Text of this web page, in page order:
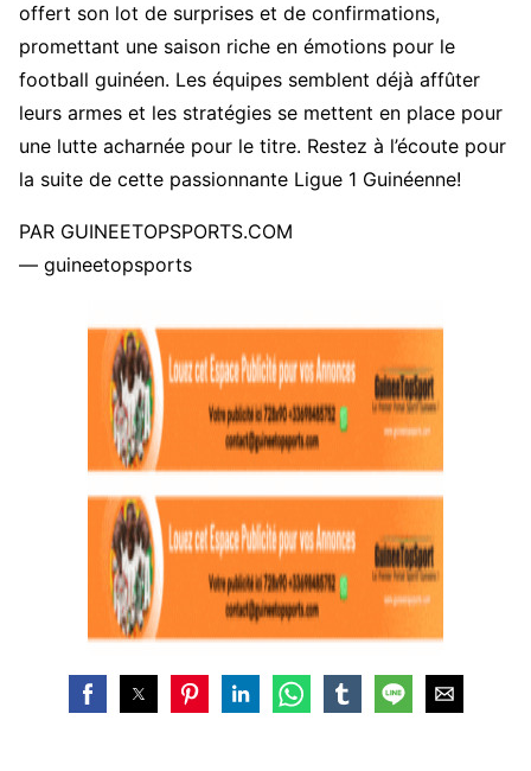
offert son lot de surprises et de confirmations,
promettant une saison riche en émotions pour le
football guinéen. Les équipes semblent déjà affûter
leurs armes et les stratégies se mettent en place pour
une lutte acharnée pour le titre. Restez à l’écoute pour
la suite de cette passionnante Ligue 1 Guinéenne!
PAR GUINEETOPSPORTS.COM
— guineetopsports